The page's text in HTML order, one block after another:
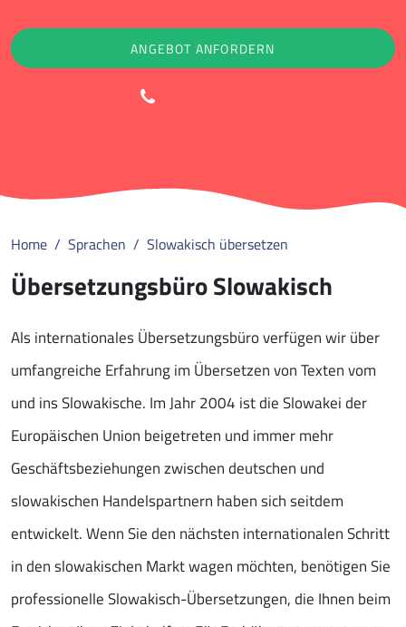
ANGEBOT ANFORDERN
Home Sprachen Slowakisch übersetzen
Übersetzungsbüro Slowakisch
Als internationales Übersetzungsbüro verfügen wir über
umfangreiche Erfahrung im Übersetzen von Texten vom
und ins Slowakische. Im Jahr 2004 ist die Slowakei der
Europäischen Union beigetreten und immer mehr
Geschäftsbeziehungen zwischen deutschen und
slowakischen Handelspartnern haben sich seitdem
entwickelt. Wenn Sie den nächsten internationalen Schritt
in den slowakischen Markt wagen möchten, benötigen Sie
professionelle Slowakisch-Übersetzungen, die Ihnen beim